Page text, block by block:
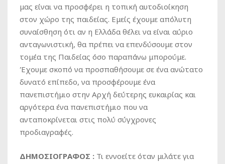
μας είναι να προσφέρει η τοπική αυτοδιοίκηση
στον χώρο της παιδείας. Εμείς έχουμε απόλυτη
συναίσθηση ότι αν η Ελλάδα θέλει να είναι αύριο
ανταγωνιστική, θα πρέπει να επενδύσουμε στον
τομέα της Παιδείας όσο παραπάνω μπορούμε.
Έχουμε σκοπό να προσπαθήσουμε σε ένα ανώτατο
δυνατό επίπεδο, να προσφέρουμε ένα
πανεπιστήμιο στην Αρχή δεύτερης ευκαιρίας και
αργότερα ένα πανεπιστήμιο που να
ανταποκρίνεται στις πολύ σύγχρονες
προδιαγραφές.
ΔΗΜΟΣΙΟΓΡΑΦΟΣ : Τι εννοείτε όταν μιλάτε για